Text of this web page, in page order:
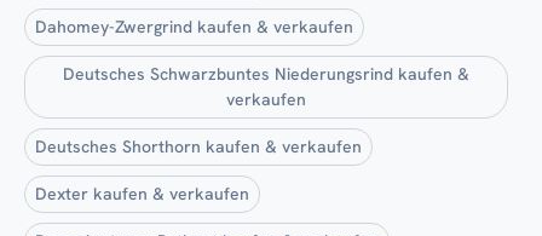
Dahomey-Zwergrind kaufen & verkaufen
Deutsches Schwarzbuntes Niederungsrind kaufen &
verkaufen
Deutsches Shorthorn kaufen & verkaufen
Dexter kaufen & verkaufen